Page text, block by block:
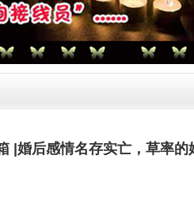
|婚后感情名存实亡，草率的